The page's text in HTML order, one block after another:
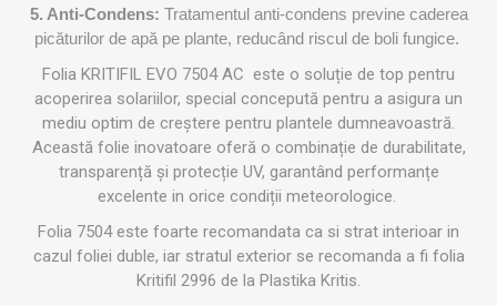
5. Anti-Condens: Tratamentul anti-condens previne caderea
picăturilor de apă pe plante, reducând riscul de boli fungice.
Folia KRITIFIL EVO 7504 AC este o soluție de top pentru
acoperirea solariilor, special concepută pentru a asigura un
mediu optim de creștere pentru plantele dumneavoastră.
Această folie inovatoare oferă o combinație de durabilitate,
transparență și protecție UV, garantând performanțe
excelente in orice condiții meteorologice.
Folia 7504 este foarte recomandata ca si strat interioar in
cazul foliei duble, iar stratul exterior se recomanda a fi folia
Kritifil 2996 de la Plastika Kritis.